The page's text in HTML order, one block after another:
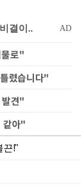
로"
렸습니다"
견"
아"